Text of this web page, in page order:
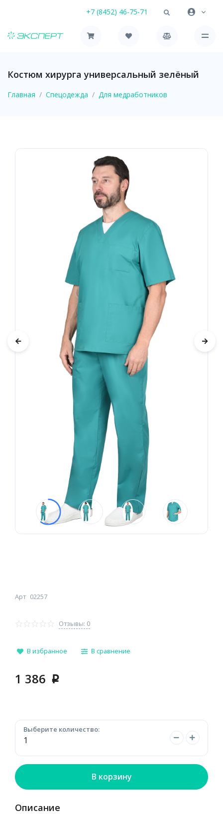
+7 (8452) 46-75-71
Костюм хирурга универсальный зелёный
Главная Спецодежда Для медработников
Арт 02257
Отзывы: 0
В избранное В сравнение
1 386 p
Выберите количество:
В корзину
Описание